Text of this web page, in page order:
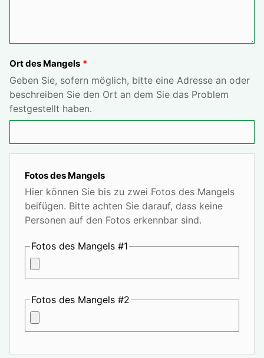
Ort des Mangels
Geben Sie, sofern möglich, bitte eine Adresse an oder
beschreiben Sie den Ort an dem Sie das Problem
festgestellt haben.
Fotos des Mangels
Hier können Sie bis zu zwei Fotos des Mangels
beifügen. Bitte achten Sie darauf, dass keine
Personen auf den Fotos erkennbar sind.
Fotos des Mangels #1
Fotos des Mangels #2